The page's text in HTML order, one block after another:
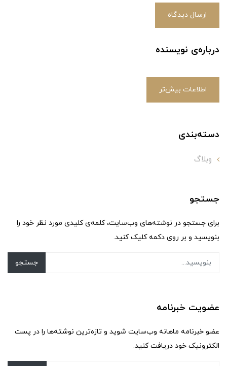
ارسال دیدگاه
درباره‌ی نویسنده
اطلاعات بیش‌تر
دسته‌بندی
وبلاگ
جستجو
برای جستجو در نوشته‌های وب‌سایت، کلمه‌ی کلیدی مورد نظر خود را
بنویسید و بر روی دکمه کلیک کنید.
جستجو
عضویت خبرنامه
عضو خبرنامه ماهانه وب‌سایت شوید و تازه‌ترین نوشته‌ها را در پست
الکترونیک خود دریافت کنید.